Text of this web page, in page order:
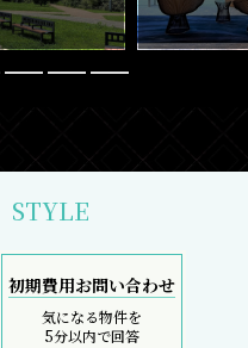
STYLE
初期費用お問い合わせ
気になる物件を
5分以内で回答